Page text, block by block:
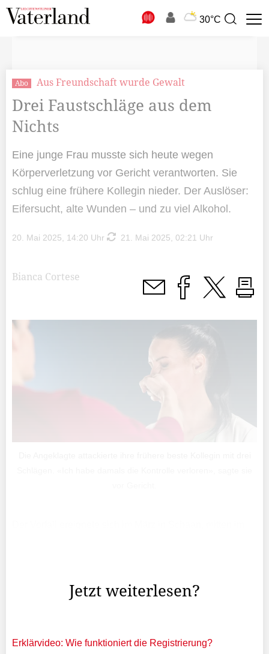
30°C
Suchbegriff
Abo Aus Freundschaft wurde Gewalt
Drei Faustschläge aus dem
Nichts
Eine junge Frau musste sich heute wegen
Körperverletzung vor Gericht verantworten. Sie
schlug eine frühere Kollegin nieder. Der Auslöser:
Eifersucht, alte Wunden – und zu viel Alkohol.
20. Mai 2025, 14:20 Uhr 21. Mai 2025, 02:21 Uhr
Bianca Cortese
Jetzt weiterlesen?
Erklärvideo: Wie funktioniert die Registrierung?